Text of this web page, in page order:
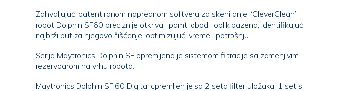
Zahvaljujući patentiranom naprednom softveru za skeniranje “CleverClean”,
robot Dolphin SF60 preciznije otkriva i pamti obod i oblik bazena, identifikujući
najbrži put za njegovo čišćenje, optimizujući vreme i potrošnju.
Serija Maytronics Dolphin SF opremljena je sistemom filtracije sa zamenjivim
rezervoarom na vrhu robota.
Maytronics Dolphin SF 60 Digital opremljen je sa 2 seta filter uložaka: 1 set s